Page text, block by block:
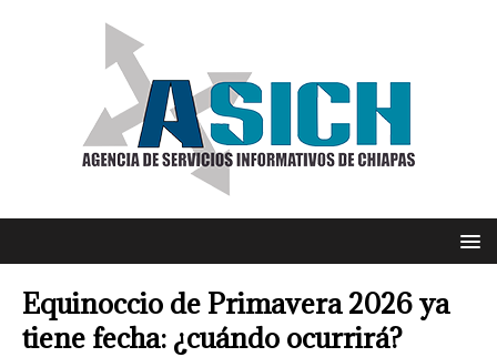
Equinoccio de Primavera 2026 ya
tiene fecha: ¿cuándo ocurrirá?